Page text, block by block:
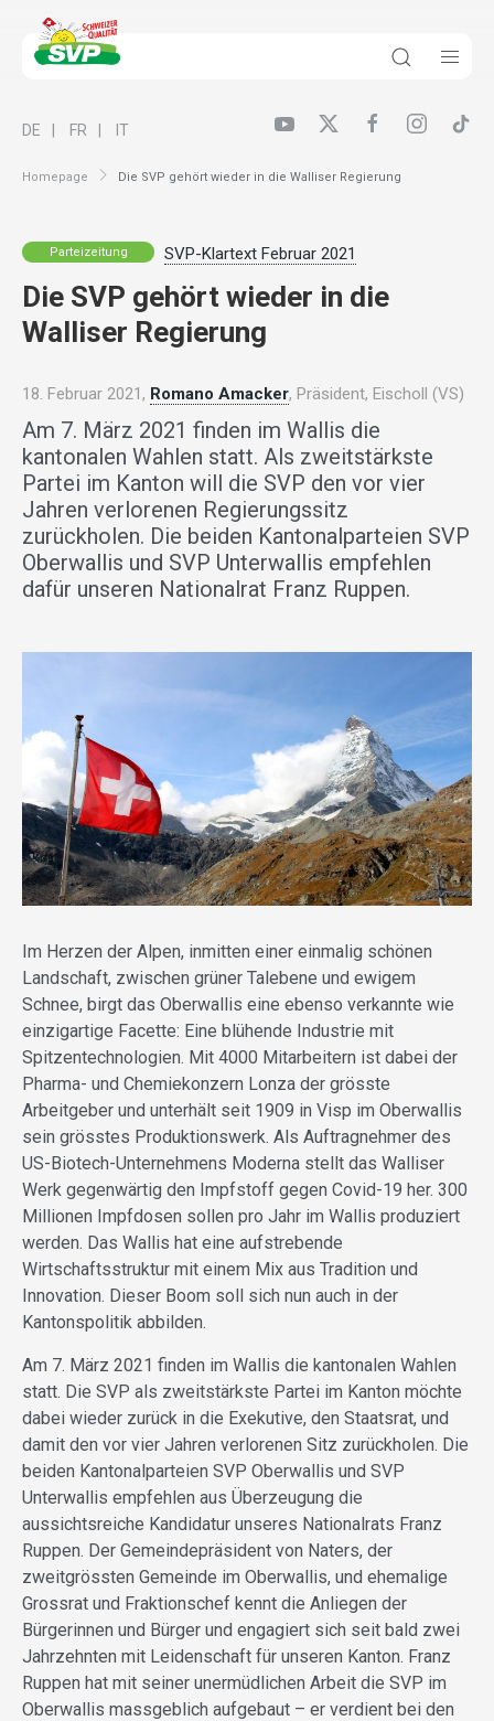
Homepage Die SVP gehört wieder in die Walliser Regierung
DE FR IT
Parteizeitung SVP-Klartext Februar 2021
Die SVP gehört wieder in die
Walliser Regierung
18. Februar 2021, Romano Amacker, Präsident, Eischoll (VS)
Am 7. März 2021 finden im Wallis die
kantonalen Wahlen statt. Als zweitstärkste
Partei im Kanton will die SVP den vor vier
Jahren verlorenen Regierungssitz
zurückholen. Die beiden Kantonalparteien SVP
Oberwallis und SVP Unterwallis empfehlen
dafür unseren Nationalrat Franz Ruppen.
Im Herzen der Alpen, inmitten einer einmalig schönen
Landschaft, zwischen grüner Talebene und ewigem
Schnee, birgt das Oberwallis eine ebenso verkannte wie
einzigartige Facette: Eine blühende Industrie mit
Spitzentechnologien. Mit 4000 Mitarbeitern ist dabei der
Pharma- und Chemiekonzern Lonza der grösste
Arbeitgeber und unterhält seit 1909 in Visp im Oberwallis
sein grösstes Produktionswerk. Als Auftragnehmer des
US-Biotech-Unternehmens Moderna stellt das Walliser
Werk gegenwärtig den Impfstoff gegen Covid-19 her. 300
Millionen Impfdosen sollen pro Jahr im Wallis produziert
werden. Das Wallis hat eine aufstrebende
Wirtschaftsstruktur mit einem Mix aus Tradition und
Innovation. Dieser Boom soll sich nun auch in der
Kantonspolitik abbilden.
Am 7. März 2021 finden im Wallis die kantonalen Wahlen
statt. Die SVP als zweitstärkste Partei im Kanton möchte
dabei wieder zurück in die Exekutive, den Staatsrat, und
damit den vor vier Jahren verlorenen Sitz zurückholen. Die
beiden Kantonalparteien SVP Oberwallis und SVP
Unterwallis empfehlen aus Überzeugung die
aussichtsreiche Kandidatur unseres Nationalrats Franz
Ruppen. Der Gemeindepräsident von Naters, der
zweitgrössten Gemeinde im Oberwallis, und ehemalige
Grossrat und Fraktionschef kennt die Anliegen der
Bürgerinnen und Bürger und engagiert sich seit bald zwei
Jahrzehnten mit Leidenschaft für unseren Kanton. Franz
Ruppen hat mit seiner unermüdlichen Arbeit die SVP im
Oberwallis massgeblich aufgebaut – er verdient bei den